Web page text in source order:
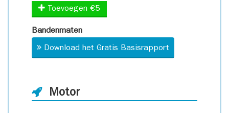
Toevoegen €5
Bandenmaten
Download het Gratis Basisrapport
Motor